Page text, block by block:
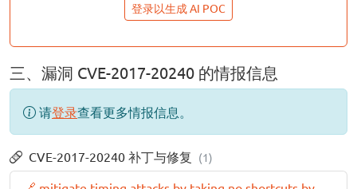
登录以生成 AI POC
三、漏洞 CVE-2017-20240 的情报信息
请登录查看更多情报信息。
CVE-2017-20240 补丁与修复 (1)